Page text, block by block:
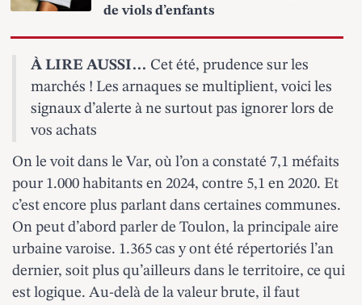
de viols d’enfants
À LIRE AUSSI… Cet été, prudence sur les
marchés ! Les arnaques se multiplient, voici les
signaux d’alerte à ne surtout pas ignorer lors de
vos achats
On le voit dans le Var, où l’on a constaté 7,1 méfaits
pour 1.000 habitants en 2024, contre 5,1 en 2020. Et
c’est encore plus parlant dans certaines communes.
On peut d’abord parler de Toulon, la principale aire
urbaine varoise. 1.365 cas y ont été répertoriés l’an
dernier, soit plus qu’ailleurs dans le territoire, ce qui
est logique. Au-delà de la valeur brute, il faut